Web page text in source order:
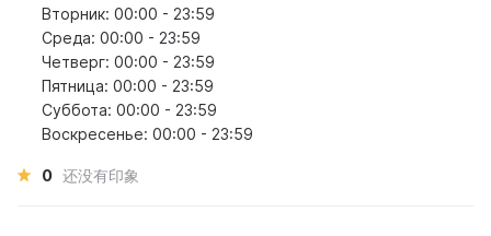
Вторник: 00:00 - 23:59
Среда: 00:00 - 23:59
Четверг: 00:00 - 23:59
Пятница: 00:00 - 23:59
Суббота: 00:00 - 23:59
Воскресенье: 00:00 - 23:59
0 还没有印象